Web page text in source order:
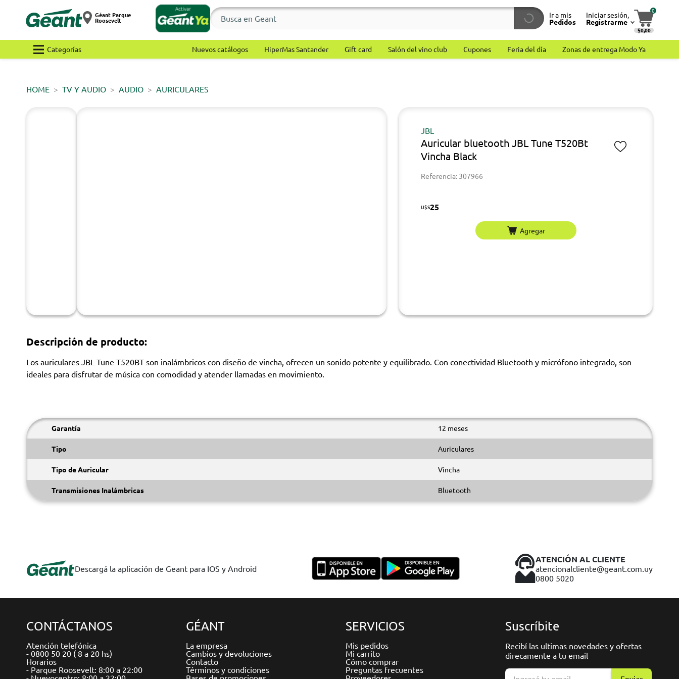
Géant Parque
Roosevelt
Ir a mis
Pedidos
Iniciar sesión,
Registrarme
0
$0,00
Categorías Nuevos catálogos HiperMas Santander Gift card Salón del vino club Cupones Feria del día Zonas de entrega Modo Ya
HOME TV Y AUDIO AUDIO AURICULARES
JBL
Auricular bluetooth JBL Tune T520Bt
Vincha Black
Referencia: 307966
U$S25
Agregar
Descripción de producto:
Los auriculares JBL Tune T520BT son inalámbricos con diseño de vincha, ofrecen un sonido potente y equilibrado. Con conectividad Bluetooth y micrófono integrado, son
ideales para disfrutar de música con comodidad y atender llamadas en movimiento.
Garantía 12 meses
Tipo Auriculares
Tipo de Auricular Vincha
Transmisiones Inalámbricas Bluetooth
Descargá la aplicación de Geant para IOS y Android
ATENCIÓN AL CLIENTE
atencionalcliente@geant.com.uy
0800 5020
CONTÁCTANOS
Atención telefónica
- 0800 50 20 ( 8 a 20 hs)
Horarios
- Parque Roosevelt: 8:00 a 22:00
GÉANT
La empresa
Cambios y devoluciones
Contacto
Términos y condiciones
SERVICIOS
Mis pedidos
Mi carrito
Cómo comprar
Preguntas frecuentes
Suscríbite
Recibí las ultimas novedades y ofertas
direcamente a tu email